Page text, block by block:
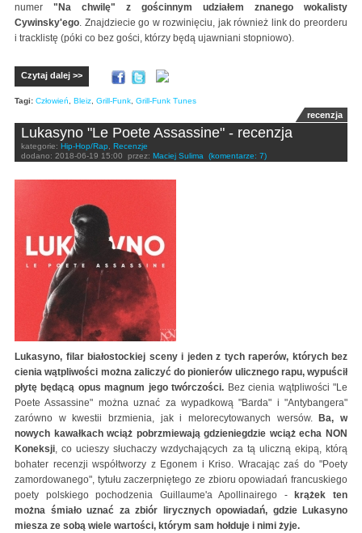
numer "Na chwilę" z gościnnym udziałem znanego wokalisty
Cywinsky'ego. Znajdziecie go w rozwinięciu, jak również link do preorderu
i tracklistę (póki co bez gości, którzy będą ujawniani stopniowo).
Czytaj dalej >>
Tagi: Człowień, Bleiz, Grill-Funk, Grill-Funk Tunes
recenzja
Lukasyno "Le Poete Assassine" - recenzja
kategorie: Hip-Hop/Rap, Recenzje
dodano: 2018-06-19 15:00 przez: Maciej Sulima (komentarze: 7)
Lukasyno, filar białostockiej sceny i jeden z tych raperów, których bez
cienia wątpliwości można zaliczyć do pionierów ulicznego rapu, wypuścił
płytę będącą opus magnum jego twórczości. Bez cienia wątpliwości "Le
Poete Assassine" można uznać za wypadkową "Barda" i "Antybangera"
zarówno w kwestii brzmienia, jak i melorecytowanych wersów.
Ba, w
nowych kawałkach wciąż pobrzmiewają gdzieniegdzie wciąż echa NON
Koneksji, co ucieszy słuchaczy wzdychających za tą uliczną ekipą, którą
bohater recenzji współtworzy z Egonem i Kriso. Wracając zaś do "Poety
zamordowanego", tytułu zaczerpniętego ze zbioru opowiadań francuskiego
poety polskiego pochodzenia Guillaume'a Apollinairego -
krążek ten
można śmiało uznać za zbiór lirycznych opowiadań, gdzie Lukasyno
miesza ze sobą wiele wartości, którym sam hołduje i nimi żyje.